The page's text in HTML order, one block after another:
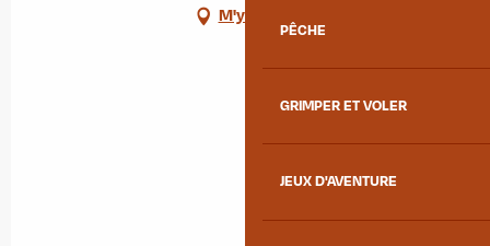
PÊCHE
GRIMPER ET VOLER
JEUX D'AVENTURE
M'y rendre